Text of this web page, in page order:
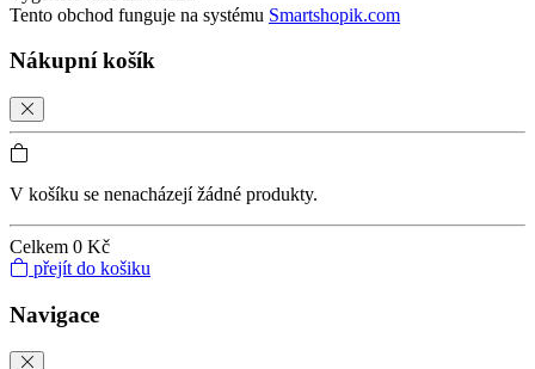
Tento obchod funguje na systému Smartshopik.com
Nákupní košík
V košíku se nenacházejí žádné produkty.
Celkem 0 Kč
přejít do košiku
Navigace